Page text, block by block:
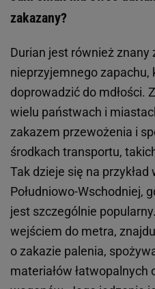
zakazany?
Durian jest również
nieprzyjemnego zapachu,
doprowadzić do mdłości.
wielu państwach i
zakazem przewożenia i
środkach transportu,
Tak dzieje się na przykład
Południowo-Wschodniej,
jest szczególnie
wejściem do metra,
o zakazie palenia,
materiałów łatwopalnych